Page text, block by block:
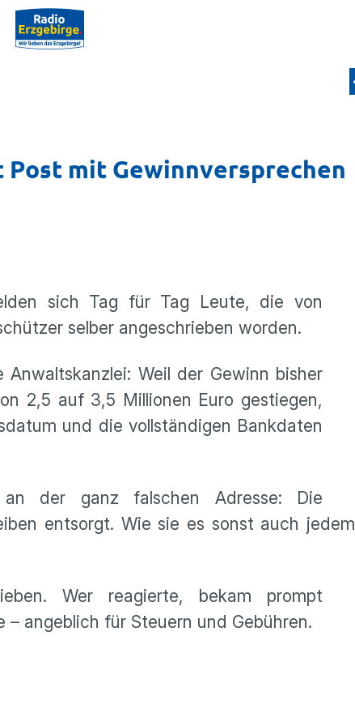
mit Gewinnversprechen
sich Tag für Tag Leute, die von
selber angeschrieben worden.
Weil der Gewinn bisher
2,5 auf 3,5 Millionen Euro gestiegen,
und die vollständigen Bankdaten
der ganz falschen Adresse: Die
entsorgt. Wie sie es sonst auch jedem
Wer reagierte, bekam prompt
angeblich für Steuern und Gebühren.